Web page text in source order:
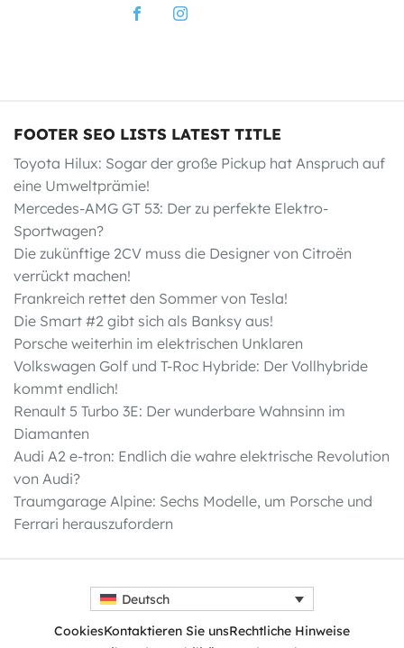
FOOTER SEO LISTS LATEST TITLE
Toyota Hilux: Sogar der große Pickup hat Anspruch auf
eine Umweltprämie!
Mercedes-AMG GT 53: Der zu perfekte Elektro-
Sportwagen?
Die zukünftige 2CV muss die Designer von Citroën
verrückt machen!
Frankreich rettet den Sommer von Tesla!
Die Smart #2 gibt sich als Banksy aus!
Porsche weiterhin im elektrischen Unklaren
Volkswagen Golf und T-Roc Hybride: Der Vollhybride
kommt endlich!
Renault 5 Turbo 3E: Der wunderbare Wahnsinn im
Diamanten
Audi A2 e-tron: Endlich die wahre elektrische Revolution
von Audi?
Traumgarage Alpine: Sechs Modelle, um Porsche und
Ferrari herauszufordern
Deutsch
CookiesKontaktieren Sie unsRechtliche Hinweise